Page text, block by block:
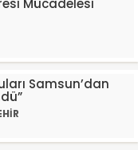
Mücadelesi
Samsun’dan